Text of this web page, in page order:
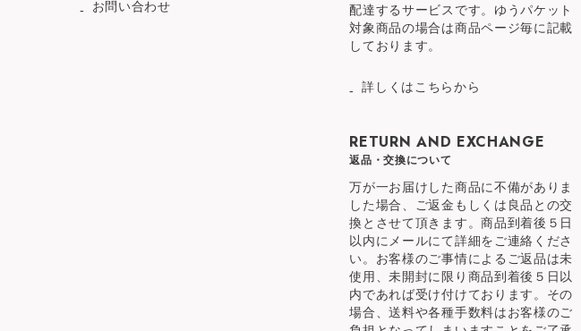
お問い合わせ
配達するサービスです。ゆうパケット
対象商品の場合は商品ページ毎に記載
しております。
詳しくはこちらから
RETURN AND EXCHANGE
返品・交換について
万が一お届けした商品に不備がありま
した場合、ご返金もしくは良品との交
換とさせて頂きます。商品到着後５日
以内にメールにて詳細をご連絡くださ
い。お客様のご事情によるご返品は未
使用、未開封に限り商品到着後５日以
内であれば受け付けております。その
場合、送料や各種手数料はお客様のご